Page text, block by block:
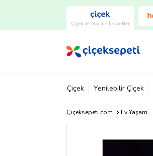
Çiçek ve Gurme Lezzetler
Çiçek Yenilebilir Çiçek
Çiçeksepeti.com Ev Yaşam